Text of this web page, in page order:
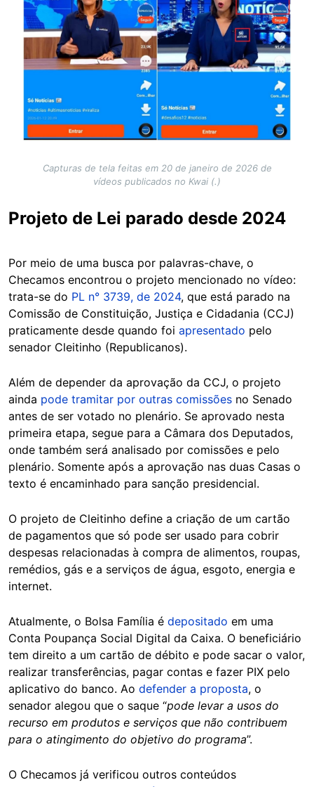
Capturas de tela feitas em 20 de janeiro de 2026 de
vídeos publicados no Kwai (.)
Projeto de Lei parado desde 2024
Por meio de uma busca por palavras-chave, o
Checamos encontrou o projeto mencionado no vídeo:
trata-se do PL n° 3739, de 2024, que está parado na
Comissão de Constituição, Justiça e Cidadania (CCJ)
praticamente desde quando foi apresentado pelo
senador Cleitinho (Republicanos).
Além de depender da aprovação da CCJ, o projeto
ainda pode tramitar por outras comissões no Senado
antes de ser votado no plenário. Se aprovado nesta
primeira etapa, segue para a Câmara dos Deputados,
onde também será analisado por comissões e pelo
plenário. Somente após a aprovação nas duas Casas o
texto é encaminhado para sanção presidencial.
O projeto de Cleitinho define a criação de um cartão
de pagamentos que só pode ser usado para cobrir
despesas relacionadas à compra de alimentos, roupas,
remédios, gás e a serviços de água, esgoto, energia e
internet.
Atualmente, o Bolsa Família é depositado em uma
Conta Poupança Social Digital da Caixa. O beneficiário
tem direito a um cartão de débito e pode sacar o valor,
realizar transferências, pagar contas e fazer PIX pelo
aplicativo do banco. Ao defender a proposta, o
senador alegou que o saque “pode levar a usos do
recurso em produtos e serviços que não contribuem
para o atingimento do objetivo do programa”.
O Checamos já verificou outros conteúdos